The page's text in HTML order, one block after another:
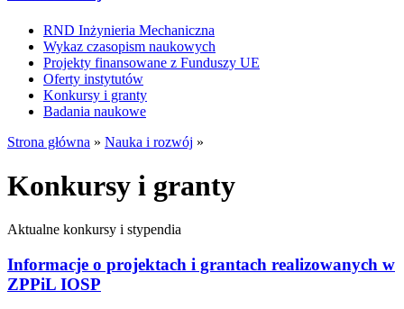
RND Inżynieria Mechaniczna
Wykaz czasopism naukowych
Projekty finansowane z Funduszy UE
Oferty instytutów
Konkursy i granty
Badania naukowe
Strona główna » Nauka i rozwój »
Konkursy i granty
Aktualne konkursy i stypendia
Informacje o projektach i grantach realizowanych w
ZPPiL IOSP